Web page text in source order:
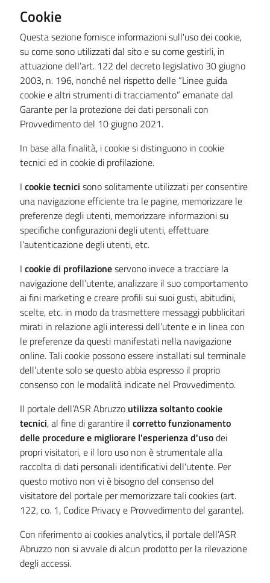
Cookie
Questa sezione fornisce informazioni sull'uso dei cookie,
su come sono utilizzati dal sito e su come gestirli, in
attuazione dell’art. 122 del decreto legislativo 30 giugno
2003, n. 196, nonché nel rispetto delle “Linee guida
cookie e altri strumenti di tracciamento” emanate dal
Garante per la protezione dei dati personali con
Provvedimento del 10 giugno 2021.
In base alla finalità, i cookie si distinguono in cookie
tecnici ed in cookie di profilazione.
Icookie tecnici sono solitamente utilizzati per consentire
una navigazione efficiente tra le pagine, memorizzare le
preferenze degli utenti, memorizzare informazioni su
specifiche configurazioni degli utenti, effettuare
l’autenticazione degli utenti, etc.
Icookie di profilazioneservono invece a tracciare la
navigazione dell’utente, analizzare il suo comportamento
ai fini marketing e creare profili sui suoi gusti, abitudini,
scelte, etc. in modo da trasmettere messaggi pubblicitari
mirati in relazione agli interessi dell’utente e in linea con
le preferenze da questi manifestati nella navigazione
online. Tali cookie possono essere installati sul terminale
dell’utente solo se questo abbia espresso il proprio
consenso con le modalità indicate nel Provvedimento.
Il portale dell’ASR Abruzzo utilizza soltanto cookie
tecnici, al fine di garantire ilcorretto funzionamento
delle procedure e migliorare l'esperienza d'usodei
propri visitatori, e il loro uso non è strumentale alla
raccolta di dati personali identificativi dell'utente. Per
questo motivo non vi è bisogno del consenso del
visitatore del portale per memorizzare tali cookies (art.
122, co. 1, Codice Privacy e Provvedimento del garante).
Con riferimento ai cookies analytics, il portale dell’ASR
Abruzzo non si avvale di alcun prodotto per la rilevazione
degli accessi.